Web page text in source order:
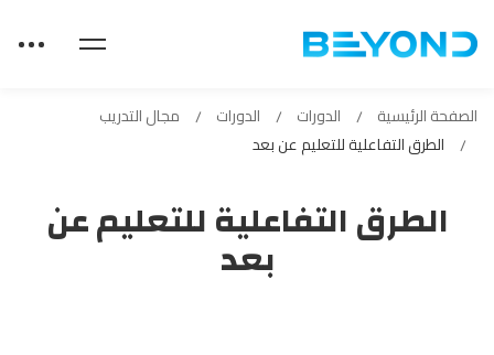
الطرق التفاعلية للتعليم عن
بعد
الصفحة الرئيسية الدورات الدورات
مجال التدريب
الطرق التفاعلية للتعليم عن بعد